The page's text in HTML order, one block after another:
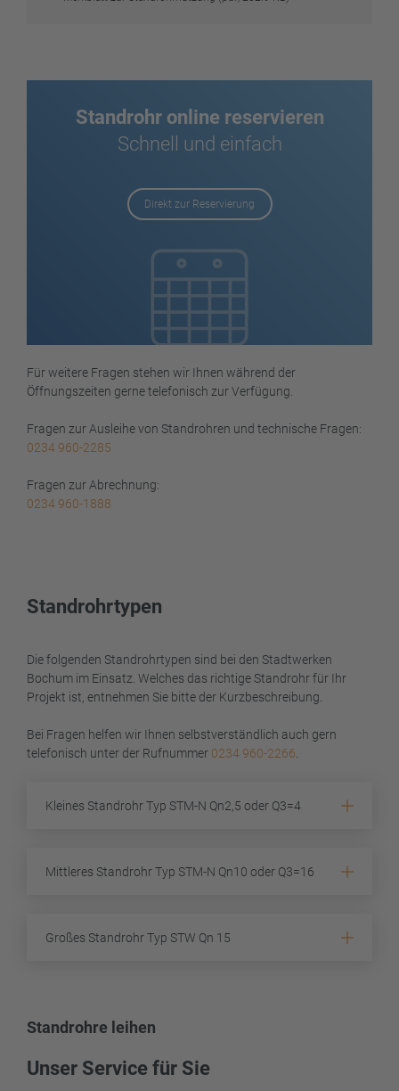
Standrohr online reservieren
Schnell und einfach
Direkt zur Reservierung
Für weitere Fragen stehen wir Ihnen während der
Öffnungszeiten gerne telefonisch zur Verfügung.
Fragen zur Ausleihe von Standrohren und technische Fragen:
0234 960-2285
Fragen zur Abrechnung:
0234 960-1888
Standrohrtypen
Die folgenden Standrohrtypen sind bei den Stadtwerken
Bochum im Einsatz. Welches das richtige Standrohr für Ihr
Projekt ist, entnehmen Sie bitte der Kurzbeschreibung.
Bei Fragen helfen wir Ihnen selbstverständlich auch gern
telefonisch unter der Rufnummer 0234 960-2266.
Kleines Standrohr Typ STM-N Qn2,5 oder Q3=4
Mittleres Standrohr Typ STM-N Qn10 oder Q3=16
Großes Standrohr Typ STW Qn 15
Standrohre leihen
Unser Service für Sie